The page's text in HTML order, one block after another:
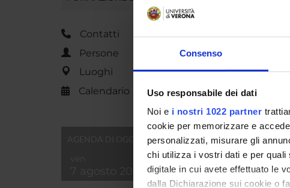
Consenso
Uso responsabile dei dati
Noi e i nostri 1022 partner
cookie per memorizzare e
personalizzati, misurare gli
chi utilizza i vostri dati e per
digitale in cui avete effettuato le
dalla Dichiarazione sui cookie o
Contatti
Persone
Luoghi
Calendario